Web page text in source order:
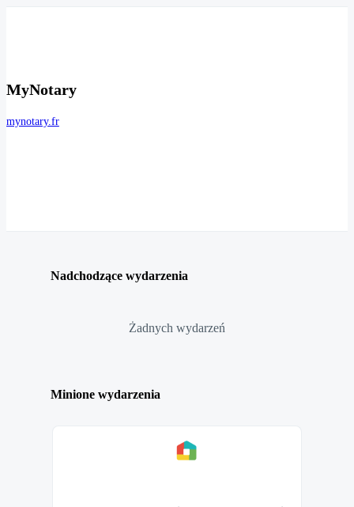
MyNotary
mynotary.fr
Nadchodzące wydarzenia
Żadnych wydarzeń
Minione wydarzenia